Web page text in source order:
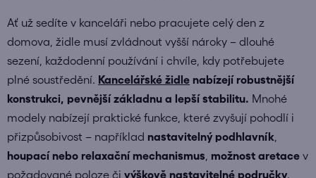
Ať už sedíte v kanceláři nebo pracujete celý den z
domova, židle musí zvládnout vyšší nároky – dlouhé
sezení, každodenní používání i chvíle, kdy potřebujete
plné soustředění. Kancelářské židle nabízejí robustnější
konstrukci, pevnější základnu a lepší stabilitu. Mnohé
modely nabízejí praktické funkce, které zvyšují pohodlí i
přizpůsobivost – například nastavitelný podhlavník
houpací nebo relaxační mechanismus možnost aretace v
požadované poloze či výškově nastavitelné područky.